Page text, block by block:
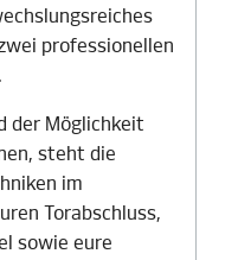
professionellen
der Möglichkeit
steht die
im
Torabschluss,
sowie eure